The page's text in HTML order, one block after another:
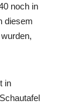
noch in
diesem
in